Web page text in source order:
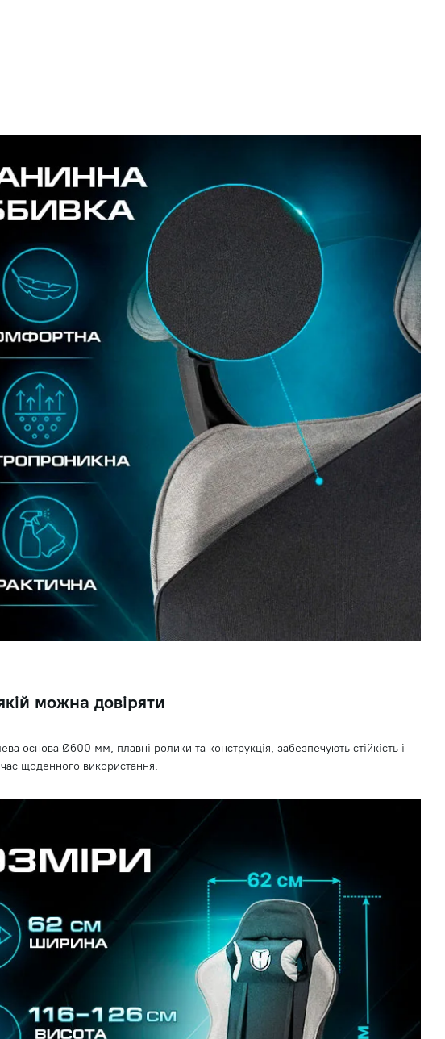
можна довіряти
основа Ø600 мм, плавні ролики та конструкція, забезпечують стійкість і
час щоденного використання.